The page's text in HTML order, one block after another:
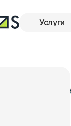
Услуги